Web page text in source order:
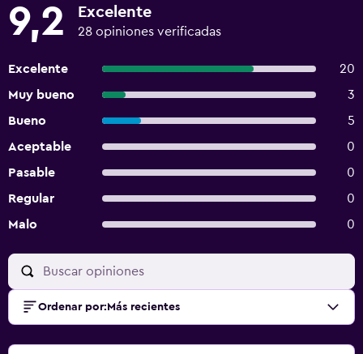
9,2 Excelente
28 opiniones verificadas
Excelente
20
Muy bueno
3
Bueno
5
Aceptable
0
Pasable
0
Regular
0
Malo
0
Ordenar por: Más recientes